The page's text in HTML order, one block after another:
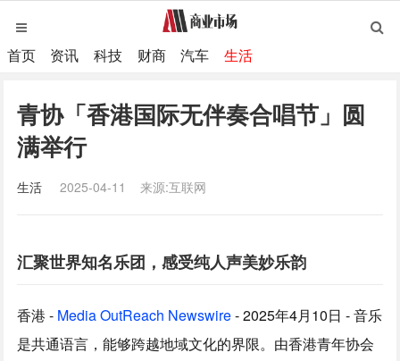
首页 资讯 科技 财商 汽车 生活
青协「香港国际无伴奏合唱节」圆
满举行
生活 2025-04-11 来源:互联网
汇聚世界知名乐团，感受纯人声美妙乐韵
香港 - Media OutReach Newswire- 2025年4月10日 - 音乐
是共通语言，能够跨越地域文化的界限。由香港青年协会